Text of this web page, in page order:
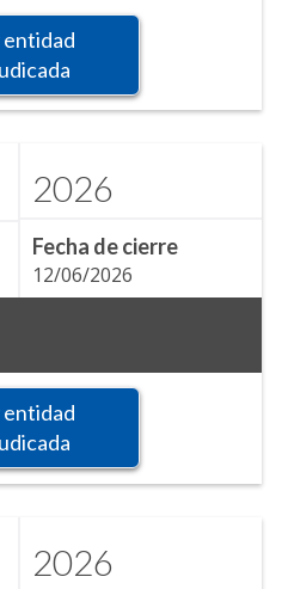
entidad
2026
Fecha de cierre
12/06/2026
entidad
2026